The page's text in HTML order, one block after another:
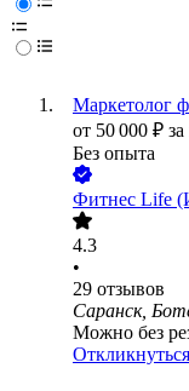
Маркетолог
от 50 000 ₽
Без опыта
Фитнес Life
4.3
•
29 отзывов
Саранск,
Можно без
Откликнуться